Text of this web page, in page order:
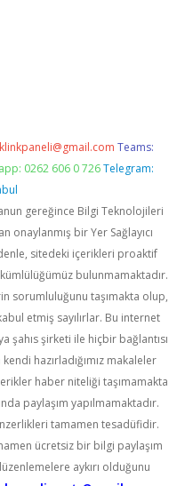
Teams:
0262 606 0 726 Telegram:
gereğince Bilgi Teknolojileri
onaylanmış bir Yer Sağlayıcı
sitedeki içerikleri proaktif
bulunmamaktadır.
sorumluluğunu taşımakta olup,
etmiş sayılırlar. Bu internet
şahıs şirketi ile hiçbir bağlantısı
hazırladığımız makaleler
haber niteliği taşımamakta
paylaşım yapılmamaktadır.
tamamen tesadüfidir.
ücretsiz bir bilgi paylaşım
aykırı olduğunu